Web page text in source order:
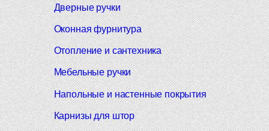
Дверные ручки
Оконная фурнитура
Отопление и сантехника
Мебельные ручки
Напольные и настенные покрытия
Карнизы для штор